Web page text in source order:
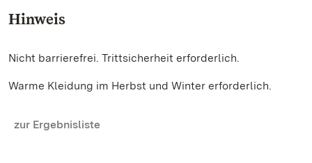
Hinweis
Nicht barrierefrei. Trittsicherheit erforderlich.
Warme Kleidung im Herbst und Winter erforderlich.
zur Ergebnisliste